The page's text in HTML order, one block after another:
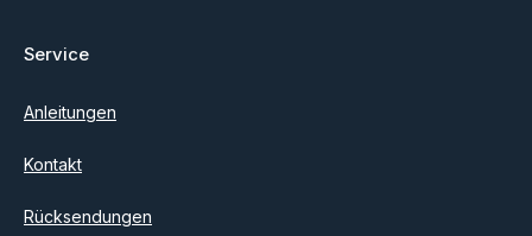
Service
Anleitungen
Kontakt
Rücksendungen